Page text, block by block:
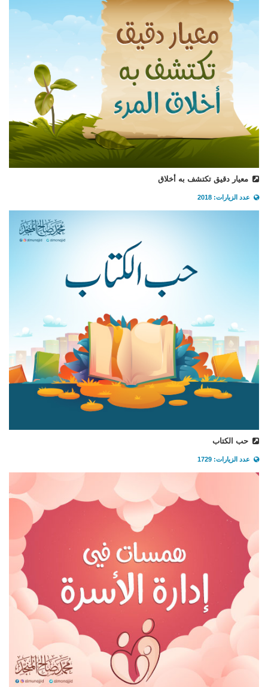
معيار دقيق تكتشف به أخلاق
عدد الزيارات: 2018
حب الكتاب
عدد الزيارات: 1729